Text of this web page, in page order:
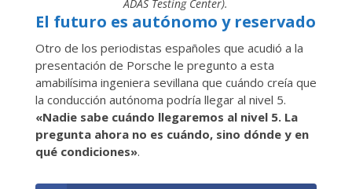
ADAS Testing Center).
El futuro es autónomo y reservado
Otro de los periodistas españoles que acudió a la
presentación de Porsche le pregunto a esta
amabilísima ingeniera sevillana que cuándo creía que
la conducción autónoma podría llegar al nivel 5.
«Nadie sabe cuándo llegaremos al nivel 5. La
pregunta ahora no es cuándo, sino dónde y en
qué condiciones».